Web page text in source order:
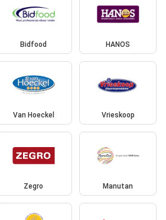
Bidfood HANOS
Van Hoeckel Vrieskoop
Zegro Manutan